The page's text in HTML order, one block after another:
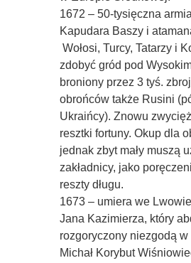
1672 – 50-tysięczna
Kapudara Baszy i
 Wołosi, Turcy, Tatarzy i
zdobyć gród pod
broniony przez 3 tyś.
obrońców także Rusini
Ukraińcy). Znowu
resztki fortuny. Okup dla
jednak zbyt mały muszą
zakładnicy, jako
reszty długu.
1673 – umiera we
Jana Kazimierza, który
rozgoryczony niezgodą
Michał Korybut